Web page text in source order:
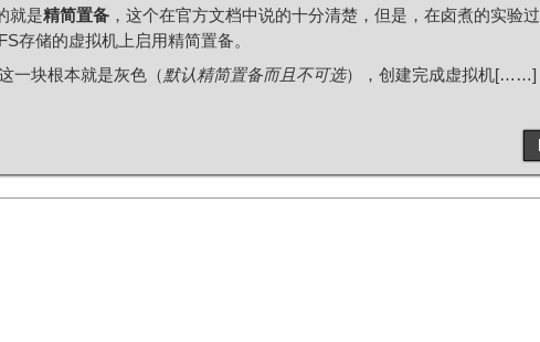
就是精简置备 ，这个在官方文档中说的十分清楚，但是，在卤煮的实验
存储的虚拟机上启用精简置备。
一块根本就是灰色（默认精简置备而且不可选），创建完成虚拟机[……]